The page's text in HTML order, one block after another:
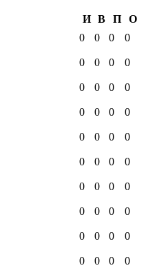
И В П
О
0 0 0 0
0 0 0 0
0 0 0 0
0 0 0 0
0 0 0 0
0 0 0 0
0 0 0 0
0 0 0 0
0 0 0 0
0 0 0 0